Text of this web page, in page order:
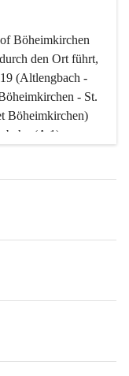
Böheimkirchen
den Ort führt,
(Altlengbach -
- St.
Böheimkirchen)
(A 1).
Wien sowie
Bauernhöfe hatten
des
ihre
bedeutendste
durch
ein. Gefördert